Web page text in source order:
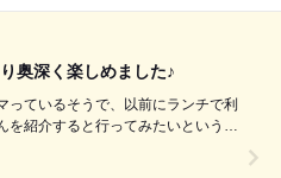
奥深く楽しめました♪
ているそうで、以前にランチで利
を紹介すると行ってみたいというこ